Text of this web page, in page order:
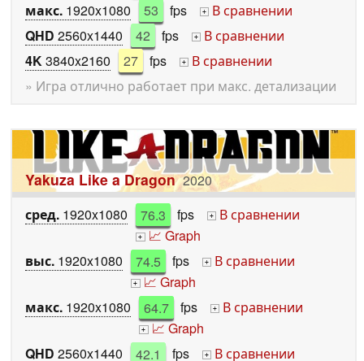
макс. 1920x1080 53 fps +
В сравнении
QHD 2560x1440 42 fps +
В сравнении
4K3840x2160 27 fps +
В сравнении
» Игра отлично работает при макс. детализации
Yakuza Like a Dragon 2020
сред. 1920x1080 76.3 fps + В сравнении
+ 📈 Graph
выс. 1920x1080 74.5 fps + В сравнении
+ 📈 Graph
макс. 1920x1080 64.7 fps + В сравнении
+ 📈 Graph
QHD 2560x1440 42.1 fps + В сравнении